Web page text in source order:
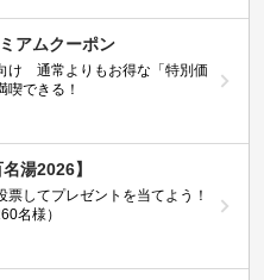
アムクーポン
け 通常よりもお得な「特別価
喫できる！
湯2026】
票してプレゼントを当てよう！
名様）